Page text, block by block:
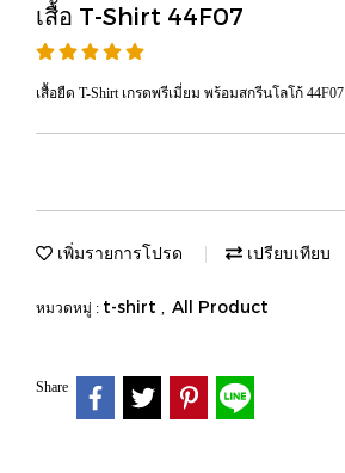
เสื้อ T-Shirt 44F07
เสื้อยืด T-Shirt เกรดพรีเมี่ยม พร้อมสกรีนโลโก้ 44F07
เพิ่มรายการโปรด เปรียบเทียบ
หมวดหมู่ : t-shirt , All Product
Share